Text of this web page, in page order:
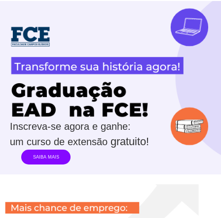
Inscreva-se agora e ganhe:
um curso de extensão gratuito!
SAIBA MAIS